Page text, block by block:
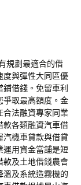
規劃最適合的借
度與彈性大同區優
鋪借錢。免留車利
爭取最高額度。金
合法融資專家同業
款各類融資汽車借
汽機車貸款與借貸
運用資金當舖是短
款及土地借錢農會
溫及系統造霧機的